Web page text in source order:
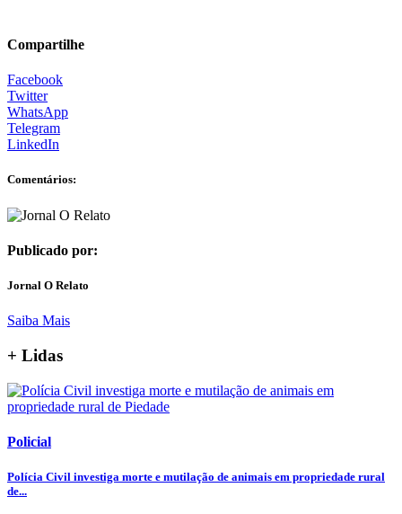
Compartilhe
Facebook
Twitter
WhatsApp
Telegram
LinkedIn
Comentários:
Publicado por:
Jornal O Relato
Saiba Mais
+ Lidas
Policial
Polícia Civil investiga morte e mutilação de animais em propriedade rural
de...